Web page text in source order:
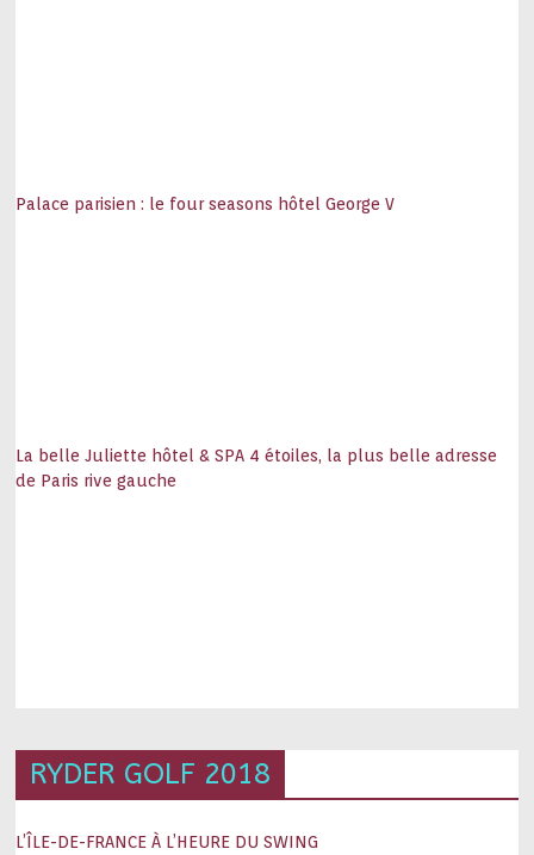
Palace parisien : le four seasons hôtel George V
La belle Juliette hôtel & SPA 4 étoiles, la plus belle adresse
de Paris rive gauche
RYDER GOLF 2018
L’ÎLE-DE-FRANCE À L’HEURE DU SWING